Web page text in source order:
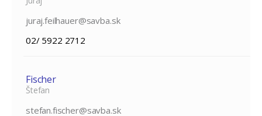
juraj.feilhauer@savba.sk
02/ 5922 2712
Fischer
Štefan
stefan.fischer@savba.sk